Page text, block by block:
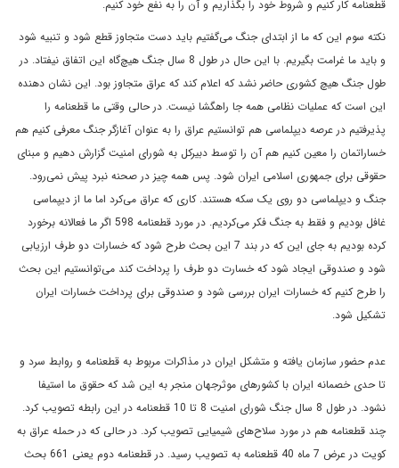
قطعنامه کار کنيم و شروط خود را بگذاريم و آن را به نفع خود کنيم.
نکته سوم اين که ما از ابتداى جنگ مى‌گفتيم بايد دست متجاوز قطع شود و تنبيه شود
و بايد ما غرامت بگيريم. با اين حال در طول 8 سال جنگ هيچ‌گاه اين اتفاق نيفتاد. در
طول جنگ هيچ کشورى حاضر نشد که اعلام کند که عراق متجاوز بود. اين نشان دهنده
اين است که عمليات نظامى همه جا راهگشا نيست. در حالى وقتى ما قطعنامه را
پذيرفتيم در عرصه ديپلماسى هم توانستيم عراق را به عنوان آغازگر جنگ معرفى کنيم هم
خساراتمان را معين کنيم هم آن را توسط دبيرکل به شوراى امنيت گزارش دهيم و مبناى
حقوقى براى جمهورى اسلامى ايران شود. پس همه چيز در صحنه نبرد پيش نمى‌رود.
جنگ و ديپلماسى دو روى يک سکه هستند. کارى که عراق مى‌کرد اما ما از ديپماسى
غافل بوديم و فقط به جنگ فکر مى‌کرديم. در مورد قطعنامه 598 اگر ما فعالانه برخورد
کرده بوديم به جاى اين که در بند 7 اين بحث طرح شود که خسارات دو طرف ارزيابى
شود و صندوقى ايجاد شود که خسارت دو طرف را پرداخت کند مى‌توانستيم اين بحث
را طرح کنيم که خسارات ايران بررسى شود و صندوقى براى پرداخت خسارات ايران
تشکيل شود.
عدم حضور سازمان يافته و متشکل ايران در مذاکرات مربوط به قطعنامه و روابط سرد و
تا حدى خصمانه ايران با کشورهاى موثرجهان منجر به اين شد که حقوق ما استيفا
نشود. در طول 8 سال جنگ شوراى امنيت 8 تا 10 قطعنامه در اين رابطه تصويب کرد.
چند قطعنامه هم در مورد سلاح‌هاى شيميايى تصويب کرد. در حالى که در حمله عراق به
کويت در عرض 7 ماه 40 قطعنامه به تصويب رسيد. در قطعنامه دوم يعنى 661 بحث